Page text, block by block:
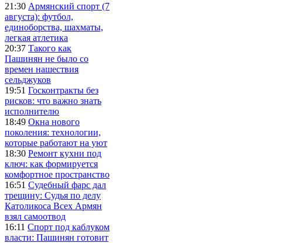
21:30 Армянский спорт (7
августа): футбол,
единоборства, шахматы,
легкая атлетика
20:37 Такого как
Пашинян не было со
времен нашествия
сельджуков
19:51 Госконтракты без
рисков: что важно знать
исполнителю
18:49 Окна нового
поколения: технологии,
которые работают на уют
18:30 Ремонт кухни под
ключ: как формируется
комфортное пространство
16:51 Судебный фарс дал
трещину: Судья по делу
Католикоса Всех Армян
взял самоотвод
16:11 Спорт под каблуком
власти: Пашинян готовит